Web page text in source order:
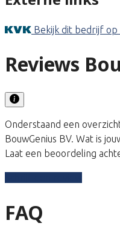
Bekijk dit bedrijf op
Reviews
Onderstaand een
BouwGenius BV. Wat is
Laat een beoordeling
FAQ